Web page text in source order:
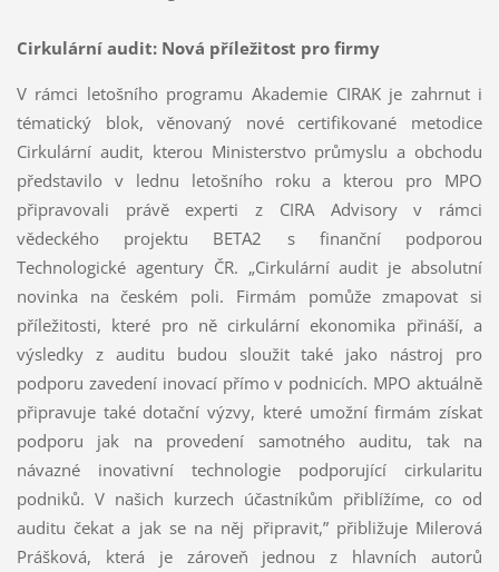
Cirkulární audit: Nová příležitost pro firmy
V rámci letošního programu Akademie CIRAK je zahrnut i
tématický blok, věnovaný nové certifikované metodice
Cirkulární audit, kterou Ministerstvo průmyslu a obchodu
představilo v lednu letošního roku a kterou pro MPO
připravovali právě experti z CIRA Advisory v rámci
vědeckého projektu BETA2 s finanční podporou
Technologické agentury ČR. „Cirkulární audit je absolutní
novinka na českém poli. Firmám pomůže zmapovat si
příležitosti, které pro ně cirkulární ekonomika přináší, a
výsledky z auditu budou sloužit také jako nástroj pro
podporu zavedení inovací přímo v podnicích. MPO aktuálně
připravuje také dotační výzvy, které umožní firmám získat
podporu jak na provedení samotného auditu, tak na
návazné inovativní technologie podporující cirkularitu
podniků. V našich kurzech účastníkům přiblížíme, co od
auditu čekat a jak se na něj připravit,” přibližuje Milerová
Prášková, která je zároveň jednou z hlavních autorů